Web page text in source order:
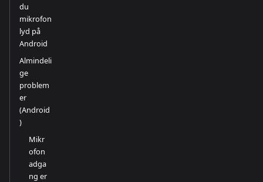
du
mikrofon
lyd på
Android
Almindeli
ge
problem
er
(Android
)
Mikr
ofon
adga
ng er